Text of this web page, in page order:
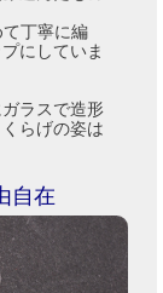
丁寧に編
にしていま
ラスで造形
らげの姿は
自在